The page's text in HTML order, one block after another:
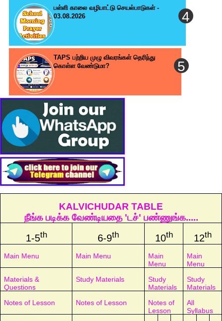
பள்ளி காலை வழிபாட்டு செயல்பாடுகள் -
03.08.2026
TAPS பற்றிய முழு விவரங்கள் தெரிந்து
கொள்ள வேண்டுமா?
KALVICHUDAR TABLE
நீங்க படிக்க வேண்டியதை 'டச்' பண்ணுங்க.....
1-5th 6-9th 10th 12th
Main Menu Main Menu
Main
Menu
Main
Menu
Materials &
Questions
Study Materials
Study
Materials
Study
Materials
Notes of Lesson
Notes of Lesson
Notes of
Lesson
All
Syllabus